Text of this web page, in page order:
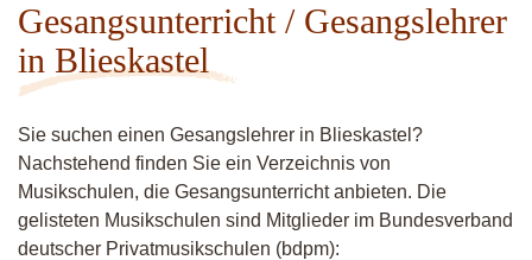
Gesangsunterricht / Gesangslehrer
in Blieskastel
Sie suchen einen Gesangslehrer in Blieskastel?
Nachstehend finden Sie ein Verzeichnis von
Musikschulen, die Gesangsunterricht anbieten. Die
gelisteten Musikschulen sind Mitglieder im Bundesverband
deutscher Privatmusikschulen (bdpm):